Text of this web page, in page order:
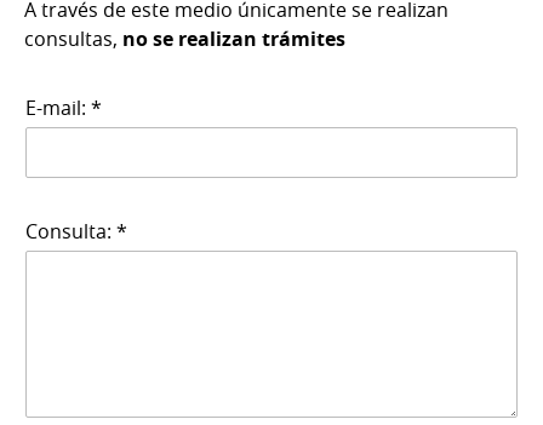
A través de este medio únicamente se realizan
consultas, no se realizan trámites
E-mail: *
Consulta: *